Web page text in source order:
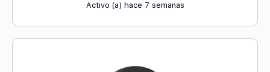
Activo (a) hace 7 semanas